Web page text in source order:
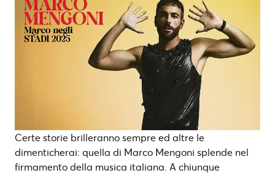
Certe storie brilleranno sempre ed altre le
dimenticherai: quella di Marco Mengoni splende nel
firmamento della musica italiana. A chiunque